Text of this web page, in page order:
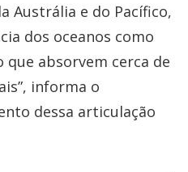
Austrália e do Pacífico,
dos oceanos como
absorvem cerca de
informa o
dessa articulação